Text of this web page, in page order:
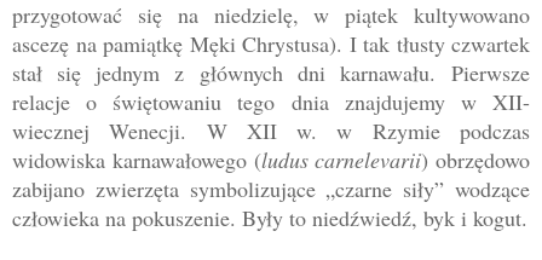
przygotować się na niedzielę, w piątek kultywowano
ascezę na pamiątkę Męki Chrystusa). I tak tłusty czwartek
stał się jednym z głównych dni karnawału. Pierwsze
relacje o świętowaniu tego dnia znajdujemy w XII-
wiecznej Wenecji. W XII w. w Rzymie podczas
widowiska karnawałowego (ludus carnelevarii) obrzędowo
zabijano zwierzęta symbolizujące „czarne siły” wodzące
człowieka na pokuszenie. Były to niedźwiedź, byk i kogut.